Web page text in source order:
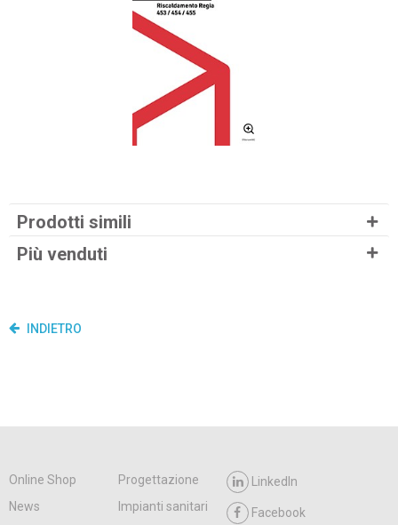
Prodotti simili
Più venduti
INDIETRO
Online Shop
Progettazione
News
Impianti sanitari
LinkedIn
Facebook